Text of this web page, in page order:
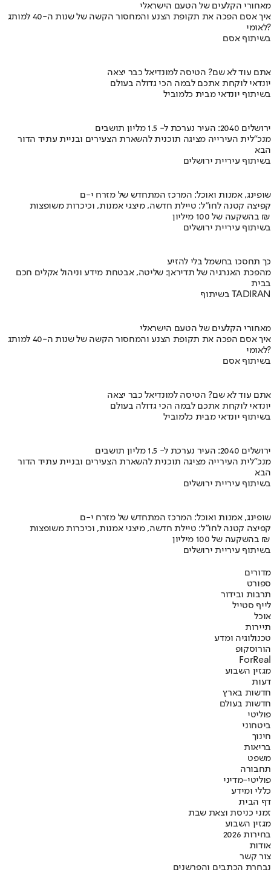
מאחורי הקלעים של הטעם הישראלי
איך אסם הפכה את תקופת הצנע והמחסור הקשה של שנות ה-40 למותג
לאומי?
בשיתוף אסם
אתם עוד לא שם? הטיסה למונדיאל כבר יצאה
יונדאי לוקחת אתכם לבמה הכי גדולה בעולם
בשיתוף יונדאי מבית כלמוביל
ירושלים 2040: העיר נערכת ל- 1.5 מליון תושבים
מנכ"לית העירייה מציגה תוכנית להשארת הצעירים ובניית עתיד הדור
הבא
בשיתוף עיריית ירושלים
שופינג, אמנות ואוכל: המרכז המתחדש של מזרח י-ם
קפיצה קטנה לחו"ל: טיילת חדשה, מיצגי אמנות, וכיכרות משופצות
בהשקעה של 100 מיליון ₪
בשיתוף עיריית ירושלים
כך תחסכו בחשמל בלי להזיע
מהפכת האנרגיה של תדיראן: שליטה, אבטחת מידע וניהול אקלים חכם
בבית
בשיתוף TADIRAN
מאחורי הקלעים של הטעם הישראלי
איך אסם הפכה את תקופת הצנע והמחסור הקשה של שנות ה-40 למותג
לאומי?
בשיתוף אסם
אתם עוד לא שם? הטיסה למונדיאל כבר יצאה
יונדאי לוקחת אתכם לבמה הכי גדולה בעולם
בשיתוף יונדאי מבית כלמוביל
ירושלים 2040: העיר נערכת ל- 1.5 מליון תושבים
מנכ"לית העירייה מציגה תוכנית להשארת הצעירים ובניית עתיד הדור
הבא
בשיתוף עיריית ירושלים
שופינג, אמנות ואוכל: המרכז המתחדש של מזרח י-ם
קפיצה קטנה לחו"ל: טיילת חדשה, מיצגי אמנות, וכיכרות משופצות
בהשקעה של 100 מיליון ₪
בשיתוף עיריית ירושלים
מדורים
ספורט
תרבות ובידור
לייף סטייל
אוכל
תיירות
טכנולוגיה ומדע
הורוסקופ
ForReal
מגזין השבוע
דעות
חדשות בארץ
חדשות בעולם
פוליטי
ביטחוני
חינוך
בריאות
משפט
תחבורה
פוליטי-מדיני
כללי ומידע
דף הבית
זמני כניסת וצאת שבת
מגזין השבוע
בחירות 2026
אודות
צור קשר
נבחרת הכתבים והפרשנים